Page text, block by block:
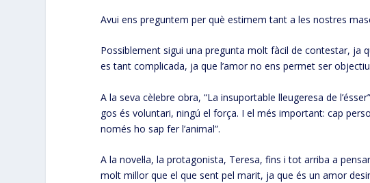
Avui ens preguntem per què estimem tant a les nostres
Possiblement sigui una pregunta molt fàcil de contestar, ja
es tant complicada, ja que l’amor no ens permet ser
A la seva cèlebre obra, “La insuportable lleugeresa de
gos és voluntari, ningú el força. I el més important: cap
només ho sap fer l’animal”.
A la novel·la, la protagonista, Teresa, fins i tot arriba a
molt millor que el que sent pel marit, ja que és un amor